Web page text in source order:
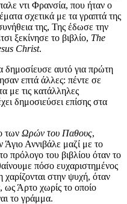
ντι Φρανσία, που ήταν ο
σχετικά με τα γραπτά της
της, Της έδωσε την
ξεκίνησε το βιβλίο, The
Christ.
δημοσίευσε αυτό για πρώτη
επτά άλλες: πέντε σε
με τις κατάλληλες
δημοσιεύσει επίσης στα
των Ωρών του Παθους,
Αννιβάλε μαζί με το
πρόλογο του βιβλίου όταν το
πόσο ευχαριστημένος
χαρίζονται στην ψυχή, όταν
ως Άρτο χωρίς το οποίο
το γράμμα.